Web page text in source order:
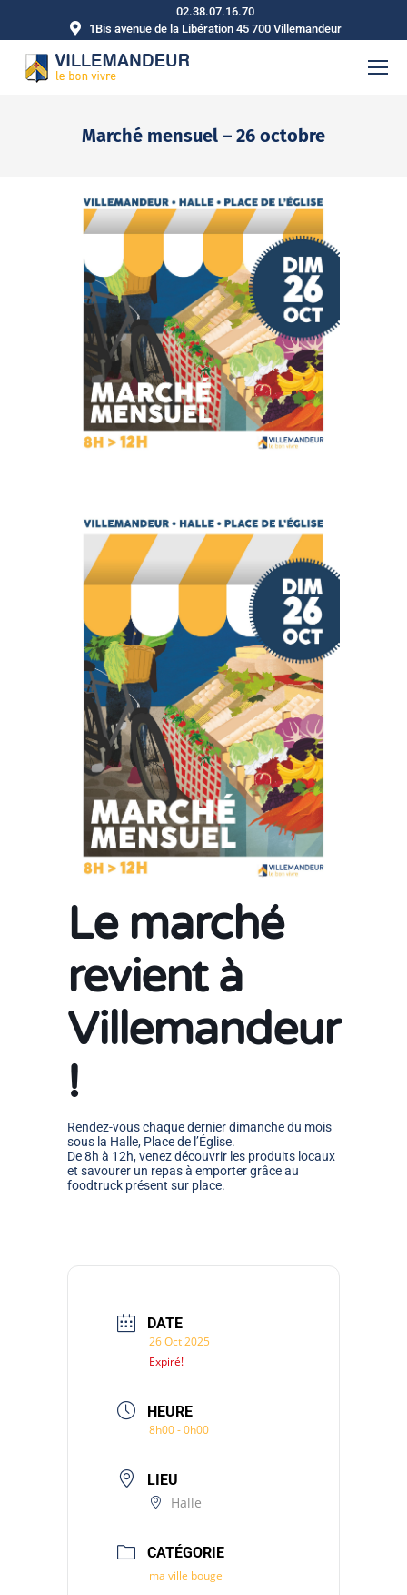
02.38.07.16.70
1Bis avenue de la Libération 45 700 Villemandeur
Marché mensuel – 26 octobre
Le marché
revient à
Villemandeur
!
Rendez-vous chaque dernier dimanche du mois
sous la Halle, Place de l’Église.
De 8h à 12h, venez découvrir les produits locaux
et savourer un repas à emportergrâce au
foodtruck présent sur place.
DATE
26 Oct 2025
Expiré!
HEURE
8h00 - 0h00
LIEU
Halle
CATÉGORIE
ma ville bouge